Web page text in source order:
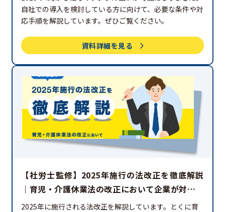
自社での導入を検討している方に向けて、必要な条件や対
応手順を解説しています。ぜひご覧ください。
資料詳細を見る
【社労士監修】2025年施行の法改正を徹底解説
｜育児・介護休業法の改正において企業が対応す
べきこととは？
2025年に施行される法改正を解説しています。とくに育